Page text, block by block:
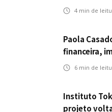
errado
4 min de
Paola
financeira,
da ENS
6 min de
Instituto
projeto